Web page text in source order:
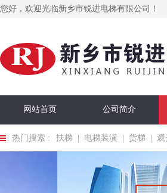
您好，欢迎光临新乡市锐进电梯有限公司！
网站首页 公司简介
在线留言 联系我们
热门搜索 : 扶梯 电梯装潢 货梯 观